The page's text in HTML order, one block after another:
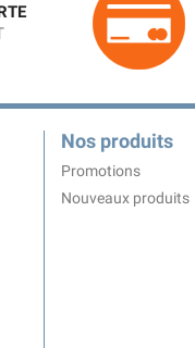
Nos produits
Promotions
Nouveaux produits